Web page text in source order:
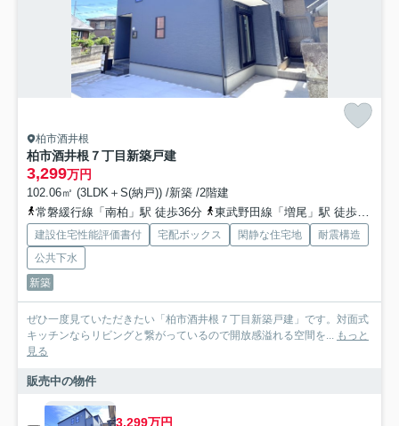
柏市酒井根
柏市酒井根７丁目新築戸建
3,299万円
102.06㎡ (3LDK＋S(納戸)) /新築 /2階建
常磐緩行線「南柏」駅 徒歩36分
東武野田線「増尾」駅 徒歩28分
建設住宅性能評価書付 宅配ボックス 閑静な住宅地
耐震構造
公共下水
新築
ぜひ一度見ていただきたい「柏市酒井根７丁目新築戸建」です。対面式
キッチンならリビングと繋がっているので開放感溢れる空間を... もっと
見る
販売中の物件
3,299万円